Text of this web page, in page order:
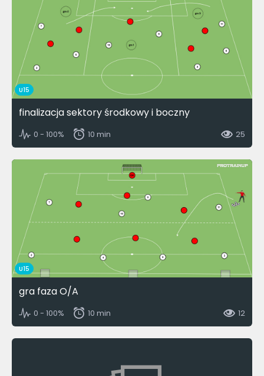
U15
finalizacja sektory środkowy i boczny
0 - 100% 10 min 25
U15
gra faza O/A
0 - 100% 10 min 12